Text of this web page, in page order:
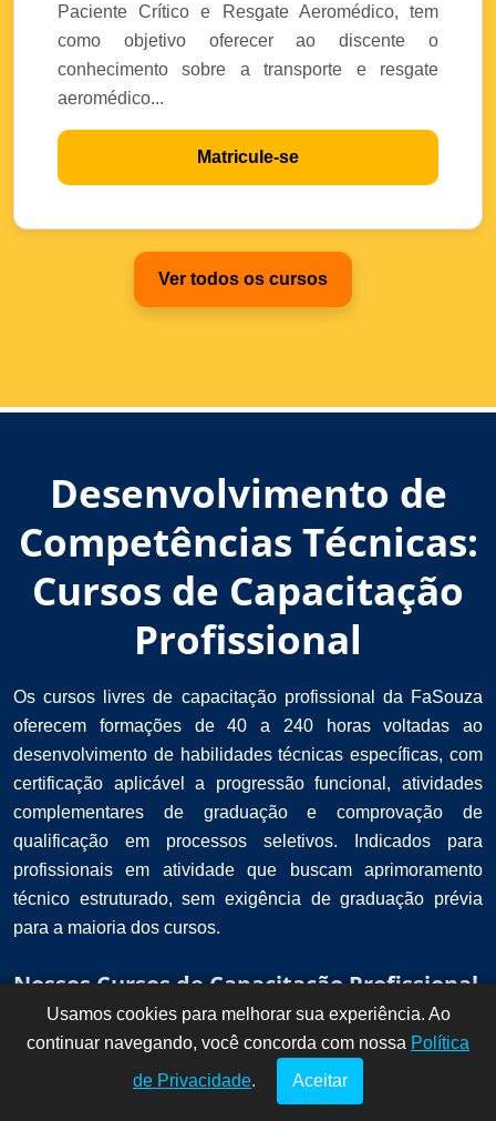
Paciente Crítico e Resgate Aeromédico, tem
como objetivo oferecer ao discente o
conhecimento sobre a transporte e resgate
aeromédico...
Matricule-se
Ver todos os cursos
Desenvolvimento de
Competências Técnicas:
Cursos de Capacitação
Profissional
Os cursos livres de capacitação profissional da FaSouza
oferecem formações de 40 a 240 horas voltadas ao
desenvolvimento de habilidades técnicas específicas, com
certificação aplicável a progressão funcional, atividades
complementares de graduação e comprovação de
qualificação em processos seletivos. Indicados para
profissionais em atividade que buscam aprimoramento
técnico estruturado, sem exigência de graduação prévia
para a maioria dos cursos.
Nossos Cursos de Capacitação Profissional
!
Dúvidas? Fale
conosco por
aqui!
Usamos cookies para melhorar sua experiência. Ao
continuar navegando, você concorda com nossa Política
de Privacidade. Aceitar